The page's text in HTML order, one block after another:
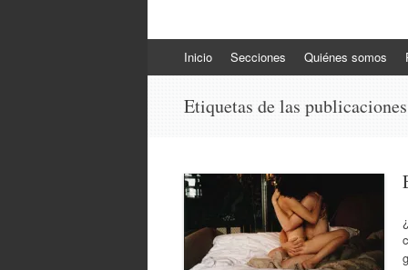
al
Inicio Secciones Quiénes somos
Etiquetas de las